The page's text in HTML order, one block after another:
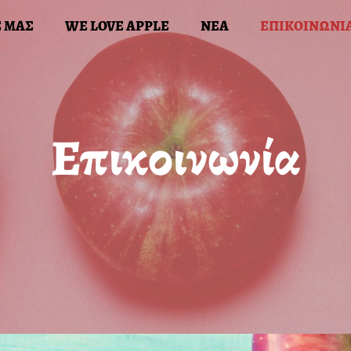
ΜΑΣ WE LOVE APPLE ΝΕΑ
ΟΙ ΔΡΑΣΕΙΣ ΜΑΣ WE LOVE APPLE ΝΕΑ
Επικοινωνία